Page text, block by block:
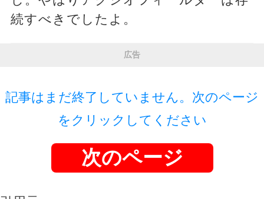
続すべきでしたよ。
広告
記事はまだ終了していません。次のページ
をクリックしてください
次のページ